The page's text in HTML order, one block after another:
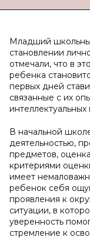
Младший
становлении
отмечали, что в
ребенка
первых дней
связанные с их
В начальной
деятельностью,
предметов,
критериями
имеет
ребенок себя
проявления к
ситуации, в
уверенность
стремление к